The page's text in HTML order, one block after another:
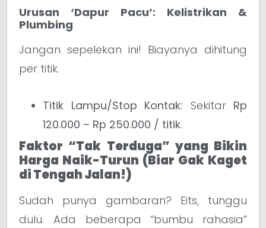
Urusan ‘Dapur Pacu’: Kelistrikan &
Plumbing
Jangan sepelekan ini! Biayanya dihitung
per titik.
Titik Lampu/Stop Kontak: Sekitar Rp
120.000 – Rp 250.000 / titik.
Faktor “Tak Terduga” yang Bikin
Harga Naik-Turun (Biar Gak Kaget
di Tengah Jalan!)
Sudah punya gambaran? Eits, tunggu
dulu. Ada beberapa “bumbu rahasia”